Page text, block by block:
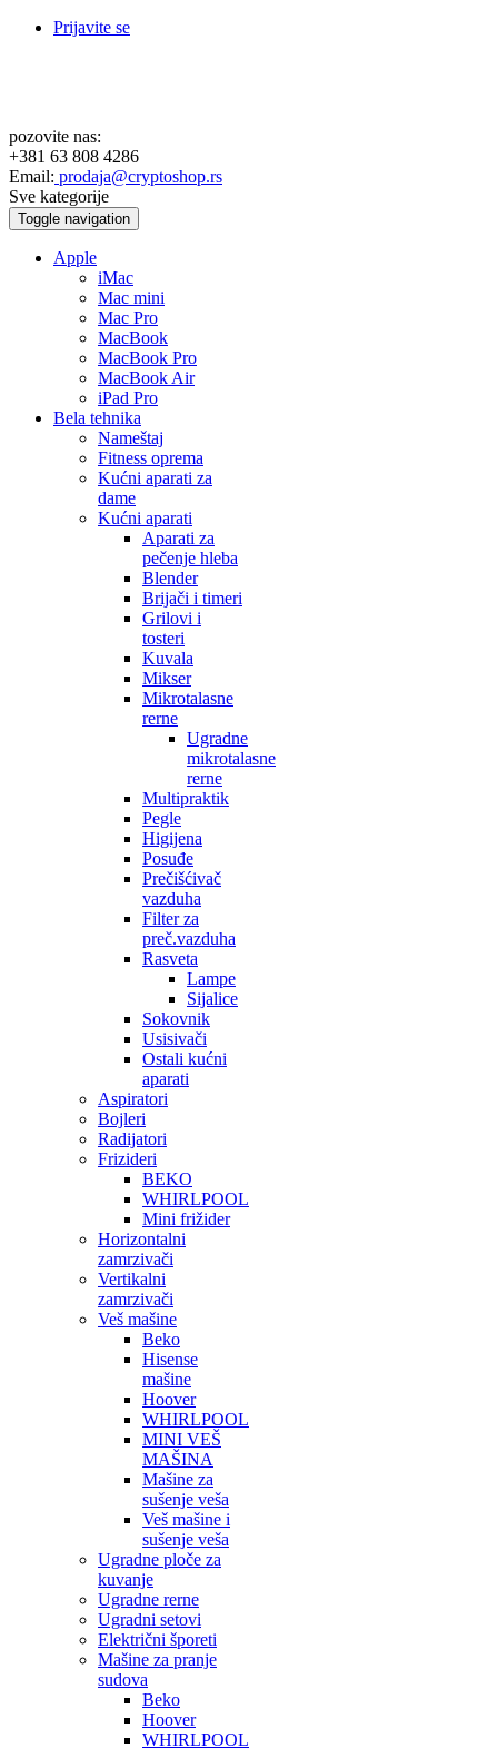
Prijavite se
pozovite nas:
+381 63 808 4286
Email: prodaja@cryptoshop.rs
Sve kategorije
Toggle navigation
Apple
iMac
Mac mini
Mac Pro
MacBook
MacBook Pro
MacBook Air
iPad Pro
Bela tehnika
Nameštaj
Fitness oprema
Kućni aparati za
dame
Kućni aparati
Aparati za
pečenje hleba
Blender
Brijači i timeri
Grilovi i
tosteri
Kuvala
Mikser
Mikrotalasne
rerne
Ugradne
mikrotalasne
rerne
Multipraktik
Pegle
Higijena
Posuđe
Prečišćivač
vazduha
Filter za
preč.vazduha
Rasveta
Lampe
Sijalice
Sokovnik
Usisivači
Ostali kućni
aparati
Aspiratori
Bojleri
Radijatori
Frizideri
BEKO
WHIRLPOOL
Mini frižider
Horizontalni
zamrzivači
Vertikalni
zamrzivači
Veš mašine
Beko
Hisense
mašine
Hoover
WHIRLPOOL
MINI VEŠ
MAŠINA
Mašine za
sušenje veša
Veš mašine i
sušenje veša
Ugradne ploče za
kuvanje
Ugradne rerne
Ugradni setovi
Električni šporeti
Mašine za pranje
sudova
Beko
Hoover
WHIRLPOOL